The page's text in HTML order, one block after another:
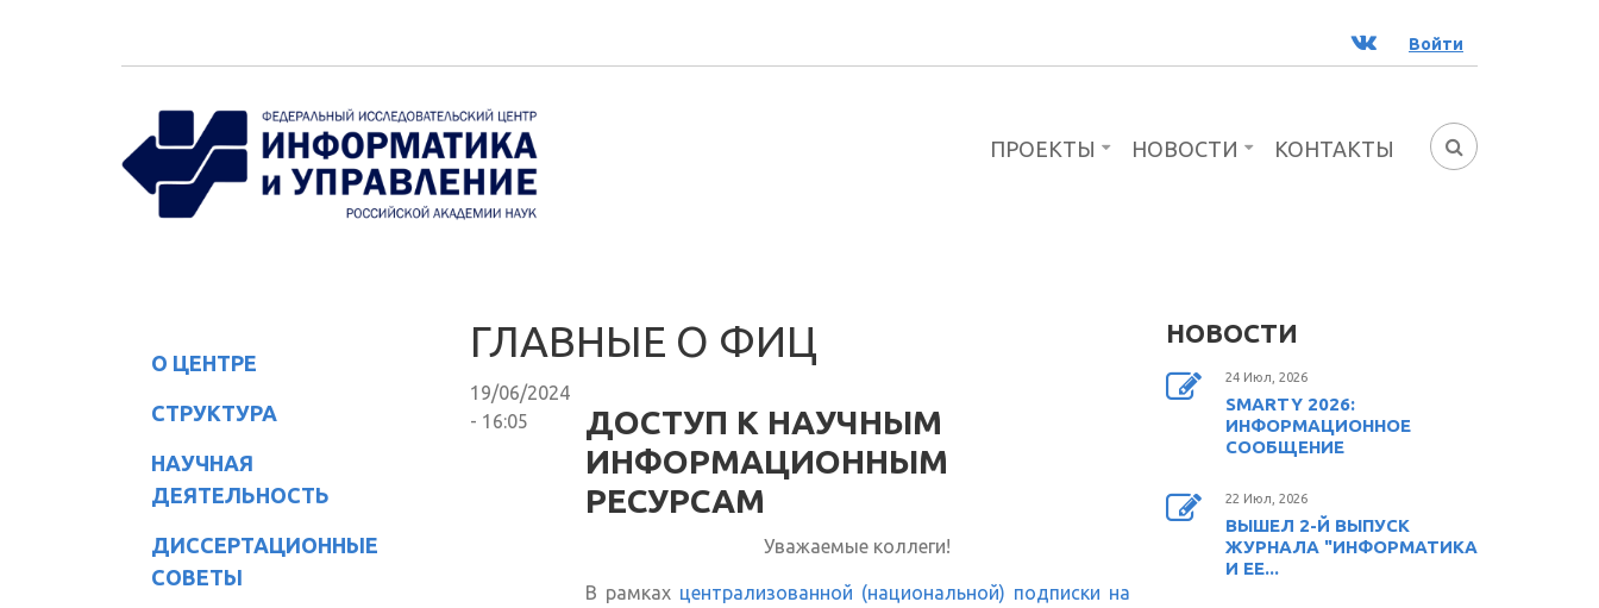
ВК Войти
ФОРМА
ПРОЕКТЫ НОВОСТИ КОНТАКТЫ
О ЦЕНТРЕ
СТРУКТУРА
НАУЧНАЯ
ДЕЯТЕЛЬНОСТЬ
ДИССЕРТАЦИОННЫЕ
СОВЕТЫ
ГЛАВНЫЕ О ФИЦ
19/06/2024
- 16:05
ДОСТУП К НАУЧНЫМ
ИНФОРМАЦИОННЫМ
РЕСУРСАМ
Уважаемые коллеги!
В рамках централизованной (национальной) подписки на
НОВОСТИ
24 Июл, 2026
SMARTY 2026:
ИНФОРМАЦИОННОЕ
СООБЩЕНИЕ
22 Июл, 2026
ВЫШЕЛ 2-Й ВЫПУСК
ЖУРНАЛА "ИНФОРМАТИКА
И ЕЕ...